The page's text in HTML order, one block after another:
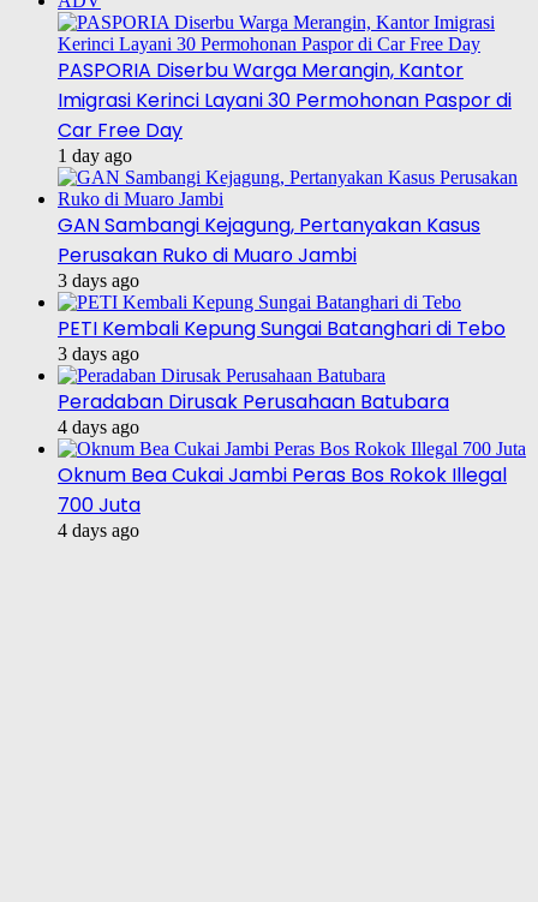
PASPORIA Diserbu Warga Merangin, Kantor
Imigrasi Kerinci Layani 30 Permohonan Paspor di
Car Free Day
1 day ago
GAN Sambangi Kejagung, Pertanyakan Kasus
Perusakan Ruko di Muaro Jambi
3 days ago
PETI Kembali Kepung Sungai Batanghari di Tebo
3 days ago
Peradaban Dirusak Perusahaan Batubara
4 days ago
Oknum Bea Cukai Jambi Peras Bos Rokok Illegal
700 Juta
4 days ago